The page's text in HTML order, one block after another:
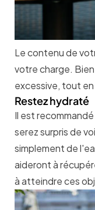
Le contenu de
votre charge.
excessive, tout en
Restez hydraté
Il est
serez surpris de
simplement de
aideront à
à atteindre ces